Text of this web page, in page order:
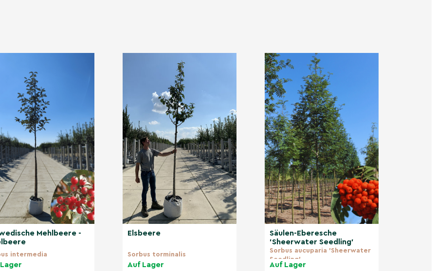
Ein
Beeren und ihrer
ein echter
Highlight und
Mehlbeere -
intermedia
Elsbeere
Sorbus torminalis
Auf Lager
Säulen-Eberesche
'Sheerwater Seedling'
Sorbus aucuparia 'Sheerwater
Seedling'
Auf Lager